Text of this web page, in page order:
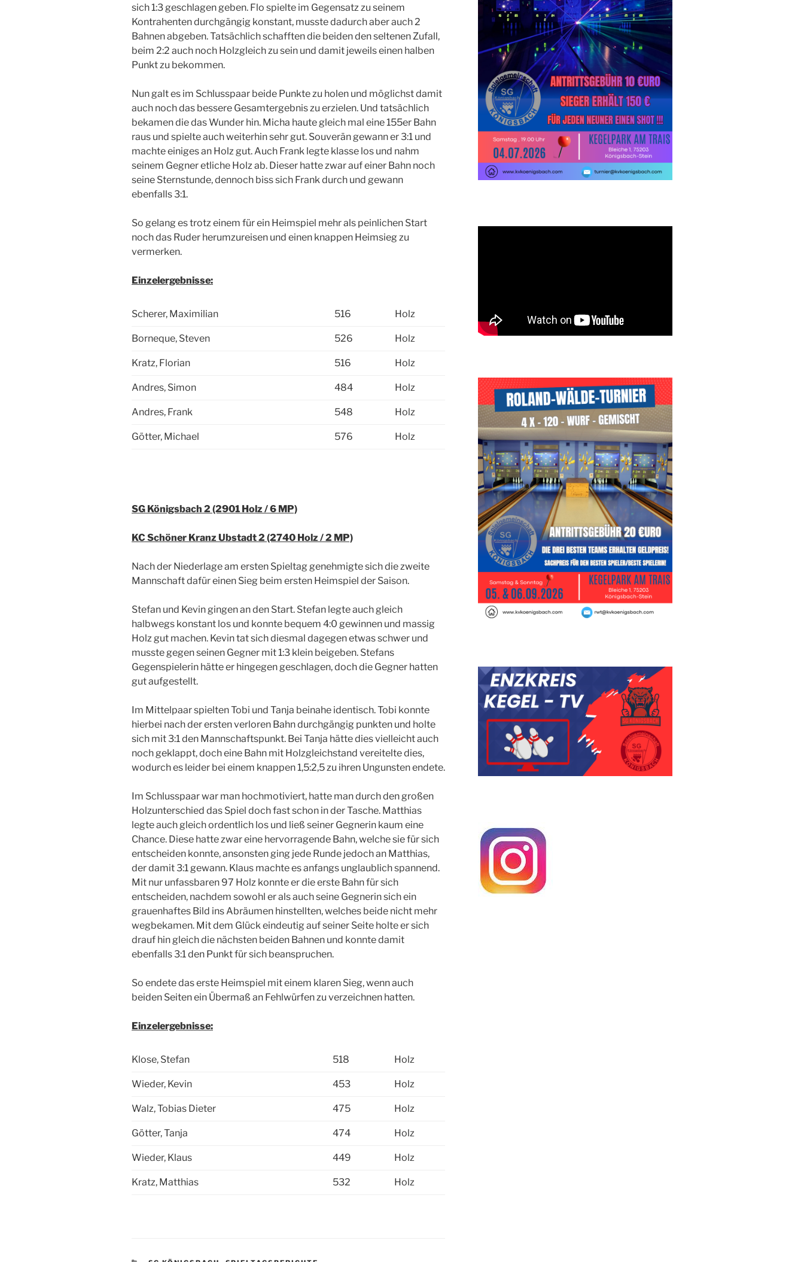
sich 1:3 geschlagen geben. Flo spielte im Gegensatz zu seinem
Kontrahenten durchgängig konstant, musste dadurch aber auch 2
Bahnen abgeben. Tatsächlich schafften die beiden den seltenen Zufall,
beim 2:2 auch noch Holzgleich zu sein und damit jeweils einen halben
Punkt zu bekommen.
Nun galt es im Schlusspaar beide Punkte zu holen und möglichst damit
auch noch das bessere Gesamtergebnis zu erzielen. Und tatsächlich
bekamen die das Wunder hin. Micha haute gleich mal eine 155er Bahn
raus und spielte auch weiterhin sehr gut. Souverän gewann er 3:1 und
machte einiges an Holz gut. Auch Frank legte klasse los und nahm
seinem Gegner etliche Holz ab. Dieser hatte zwar auf einer Bahn noch
seine Sternstunde, dennoch biss sich Frank durch und gewann
ebenfalls 3:1.
So gelang es trotz einem für ein Heimspiel mehr als peinlichen Start
noch das Ruder herumzureisen und einen knappen Heimsieg zu
vermerken.
Einzelergebnisse:
Scherer, Maximilian 516 Holz
Borneque, Steven 526 Holz
Kratz, Florian 516 Holz
Andres, Simon 484 Holz
Andres, Frank 548 Holz
Götter, Michael 576 Holz
SG Königsbach 2 (2901 Holz / 6 MP)
KC Schöner Kranz Ubstadt 2 (2740 Holz / 2 MP)
Nach der Niederlage am ersten Spieltag genehmigte sich die zweite
Mannschaft dafür einen Sieg beim ersten Heimspiel der Saison.
Stefan und Kevin gingen an den Start. Stefan legte auch gleich
halbwegs konstant los und konnte bequem 4:0 gewinnen und massig
Holz gut machen. Kevin tat sich diesmal dagegen etwas schwer und
musste gegen seinen Gegner mit 1:3 klein beigeben. Stefans
Gegenspielerin hätte er hingegen geschlagen, doch die Gegner hatten
gut aufgestellt.
Im Mittelpaar spielten Tobi und Tanja beinahe identisch. Tobi konnte
hierbei nach der ersten verloren Bahn durchgängig punkten und holte
sich mit 3:1 den Mannschaftspunkt. Bei Tanja hätte dies vielleicht auch
noch geklappt, doch eine Bahn mit Holzgleichstand vereitelte dies,
wodurch es leider bei einem knappen 1,5:2,5 zu ihren Ungunsten endete.
Im Schlusspaar war man hochmotiviert, hatte man durch den großen
Holzunterschied das Spiel doch fast schon in der Tasche. Matthias
legte auch gleich ordentlich los und ließ seiner Gegnerin kaum eine
Chance. Diese hatte zwar eine hervorragende Bahn, welche sie für sich
entscheiden konnte, ansonsten ging jede Runde jedoch an Matthias,
der damit 3:1 gewann. Klaus machte es anfangs unglaublich spannend.
Mit nur unfassbaren 97 Holz konnte er die erste Bahn für sich
entscheiden, nachdem sowohl er als auch seine Gegnerin sich ein
grauenhaftes Bild ins Abräumen hinstellten, welches beide nicht mehr
wegbekamen. Mit dem Glück eindeutig auf seiner Seite holte er sich
drauf hin gleich die nächsten beiden Bahnen und konnte damit
ebenfalls 3:1 den Punkt für sich beanspruchen.
So endete das erste Heimspiel mit einem klaren Sieg, wenn auch
beiden Seiten ein Übermaß an Fehlwürfen zu verzeichnen hatten.
Einzelergebnisse:
Klose, Stefan 518 Holz
Wieder, Kevin 453 Holz
Walz, Tobias Dieter 475 Holz
Götter, Tanja 474 Holz
Wieder, Klaus 449 Holz
Kratz, Matthias 532 Holz